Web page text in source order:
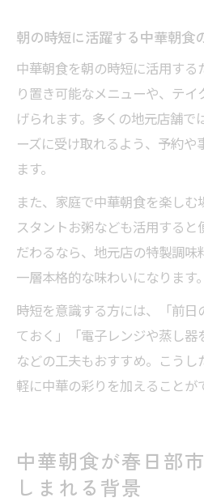
朝の時短に活躍する中華朝食
中華朝食を朝の時短に活用す
り置き可能なメニューや、テ
げられます。多くの地元店舗で
ーズに受け取れるよう、予約や
ます。
また、家庭で中華朝食を楽し
スタントお粥なども活用すると
だわるなら、地元店の特製調味
一層本格的な味わいになります。
時短を意識する方には、「前
ておく」「電子レンジや蒸し器
などの工夫もおすすめ。こう
軽に中華の彩りを加えることが
中華朝食が春日部
しまれる背景